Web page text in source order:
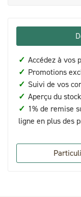
✓ Accédez à vos
✓ Promotions
✓ Suivi de vos
✓ Aperçu du
✓ 1% de remise
ligne en plus des